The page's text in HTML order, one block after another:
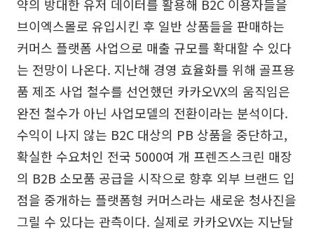
약의 방대한 유저 데이터를 활용해 B2C 이용자들을
브이엑스몰로 유입시킨 후 일반 상품들을 판매하는
커머스 플랫폼 사업으로 매출 규모를 확대할 수 있다
는 전망이 나온다. 지난해 경영 효율화를 위해 골프용
품 제조 사업 철수를 선언했던 카카오VX의 움직임은
완전 철수가 아닌 사업모델의 전환이라는 분석이다.
수익이 나지 않는 B2C 대상의 PB 상품을 중단하고,
확실한 수요처인 전국 5000여 개 프렌즈스크린 매장
의 B2B 소모품 공급을 시작으로 향후 외부 브랜드 입
점을 중개하는 플랫폼형 커머스라는 새로운 청사진을
그릴 수 있다는 관측이다. 실제로 카카오VX는 지난달